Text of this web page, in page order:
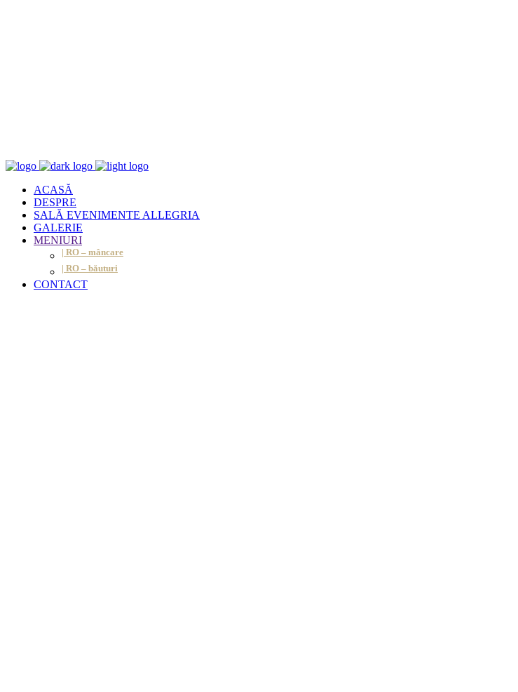
ACASĂ
DESPRE
SALĂ EVENIMENTE ALLEGRIA
GALERIE
MENIURI
| RO – mâncare
| RO – băuturi
CONTACT